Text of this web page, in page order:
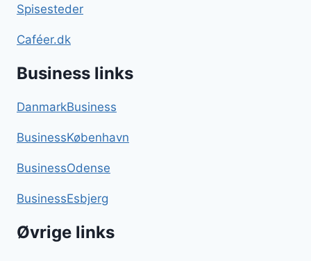
Spisesteder
Caféer.dk
Business links
DanmarkBusiness
BusinessKøbenhavn
BusinessOdense
BusinessEsbjerg
Øvrige links